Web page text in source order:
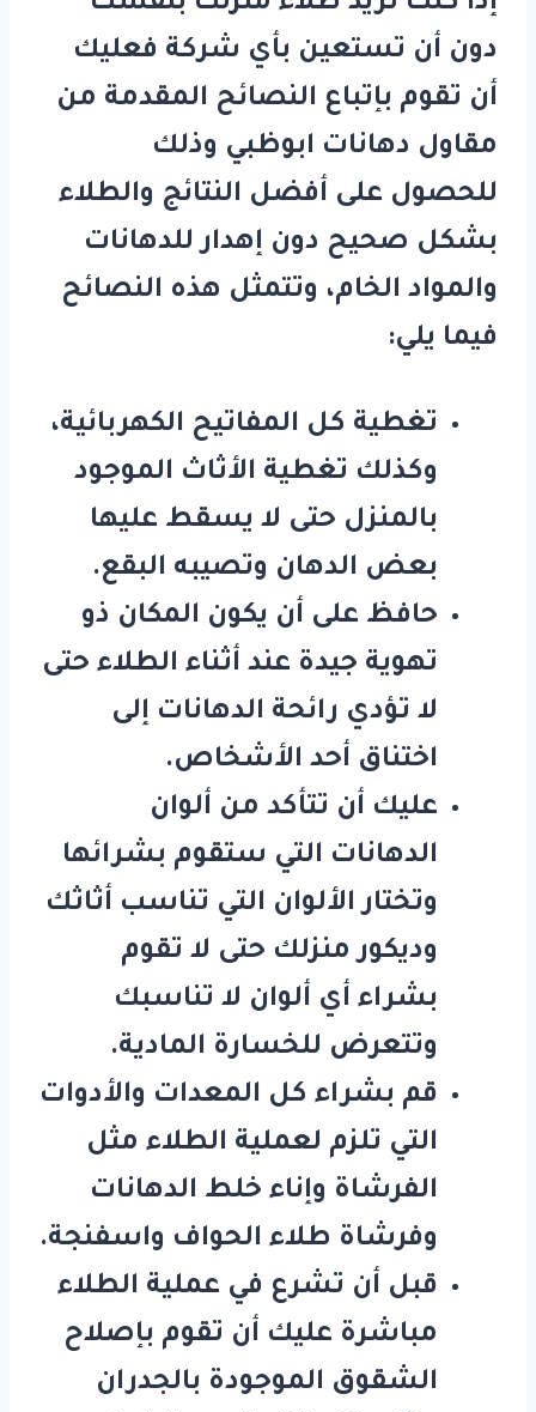
دون أن تستعين بأي شركة فعليك
أن تقوم بإتباع النصائح المقدمة من
مقاول دهانات ابوظبي وذلك
للحصول على أفضل النتائج والطلاء
بشكل صحيح دون إهدار للدهانات
والمواد الخام، وتتمثل هذه النصائح
فيما يلي:
تغطية كل المفاتيح الكهربائية،
وكذلك تغطية الأثاث الموجود
بالمنزل حتى لا يسقط عليها
بعض الدهان وتصيبه البقع.
حافظ على أن يكون المكان ذو
تهوية جيدة عند أثناء الطلاء حتى
لا تؤدي رائحة الدهانات إلى
اختناق أحد الأشخاص.
عليك أن تتأكد من ألوان
الدهانات التي ستقوم بشرائها
وتختار الألوان التي تناسب أثاثك
وديكور منزلك حتى لا تقوم
بشراء أي ألوان لا تناسبك
وتتعرض للخسارة المادية.
قم بشراء كل المعدات والأدوات
التي تلزم لعملية الطلاء مثل
الفرشاة وإناء خلط الدهانات
وفرشاة طلاء الحواف واسفنجة.
قبل أن تشرع في عملية الطلاء
مباشرة عليك أن تقوم بإصلاح
الشقوق الموجودة بالجدران